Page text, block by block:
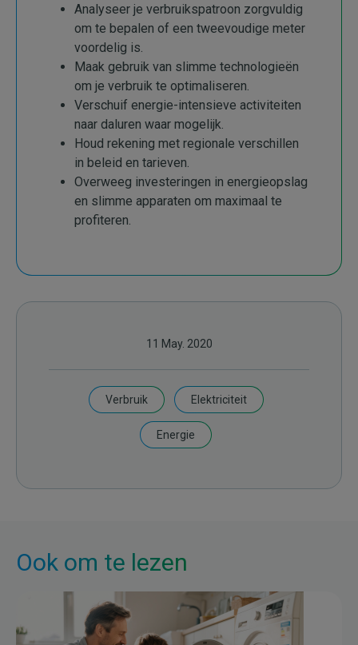
Analyseer je verbruikspatroon zorgvuldig
om te bepalen of een tweevoudige meter
voordelig is.
Maak gebruik van slimme technologieën
om je verbruik te optimaliseren.
Verschuif energie-intensieve activiteiten
naar daluren waar mogelijk.
Houd rekening met regionale verschillen
in beleid en tarieven.
Overweeg investeringen in energieopslag
en slimme apparaten om maximaal te
profiteren.
11 May. 2020
Verbruik Elektriciteit
Energie
Ook om te lezen